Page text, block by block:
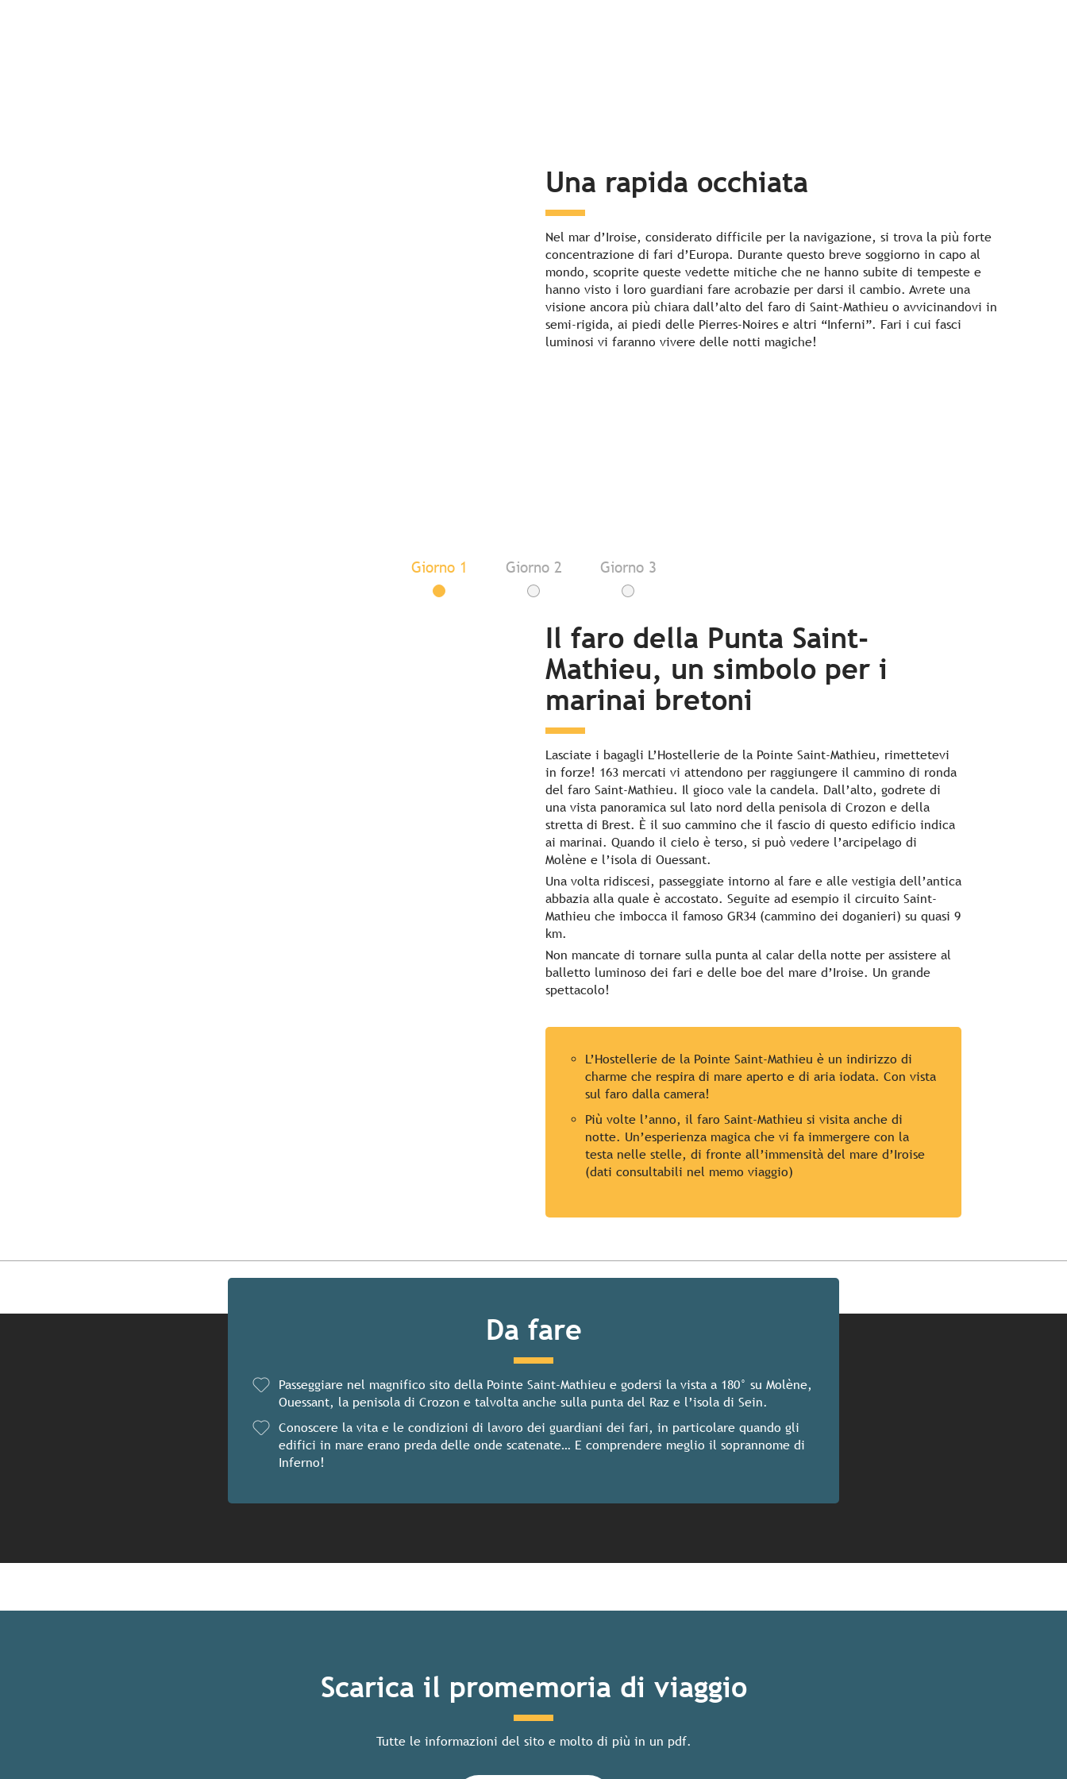
Una rapida occhiata
Nel mar d’Iroise, considerato difficile per la navigazione, si trova la più forte
concentrazione di fari d’Europa. Durante questo breve soggiorno in capo al
mondo, scoprite queste vedette mitiche che ne hanno subite di tempeste e
hanno visto i loro guardiani fare acrobazie per darsi il cambio. Avrete una
visione ancora più chiara dall’alto del faro di Saint-Mathieu o avvicinandovi in
semi-rigida, ai piedi delle Pierres-Noires e altri “Inferni”. Fari i cui fasci
luminosi vi faranno vivere delle notti magiche!
Giorno 1 Giorno 2 Giorno 3
Il faro della Punta Saint-
Mathieu, un simbolo per i
marinai bretoni
Lasciate i bagagli L’Hostellerie de la Pointe Saint-Mathieu, rimettetevi
in forze! 163 mercati vi attendono per raggiungere il cammino di ronda
del faro Saint-Mathieu. Il gioco vale la candela. Dall’alto, godrete di
una vista panoramica sul lato nord della penisola di Crozon e della
stretta di Brest. È il suo cammino che il fascio di questo edificio indica
ai marinai. Quando il cielo è terso, si può vedere l’arcipelago di
Molène e l’isola di Ouessant.
Una volta ridiscesi, passeggiate intorno al fare e alle vestigia dell’antica
abbazia alla quale è accostato. Seguite ad esempio il circuito Saint-
Mathieu che imbocca il famoso GR34 (cammino dei doganieri) su quasi 9
km.
Non mancate di tornare sulla punta al calar della notte per assistere al
balletto luminoso dei fari e delle boe del mare d’Iroise. Un grande
spettacolo!
L’Hostellerie de la Pointe Saint-Mathieu è un indirizzo di
charme che respira di mare aperto e di aria iodata. Con vista
sul faro dalla camera!
Più volte l’anno, il faro Saint-Mathieu si visita anche di
notte. Un’esperienza magica che vi fa immergere con la
testa nelle stelle, di fronte all’immensità del mare d’Iroise
(dati consultabili nel memo viaggio)
Da fare
Passeggiare nel magnifico sito della Pointe Saint-Mathieu e godersi la vista a 180° su Molène,
Ouessant, la penisola di Crozon e talvolta anche sulla punta del Raz e l’isola di Sein.
Conoscere la vita e le condizioni di lavoro dei guardiani dei fari, in particolare quando gli
edifici in mare erano preda delle onde scatenate… E comprendere meglio il soprannome di
Inferno!
Scarica il promemoria di viaggio
Tutte le informazioni del sito e molto di più in un pdf.